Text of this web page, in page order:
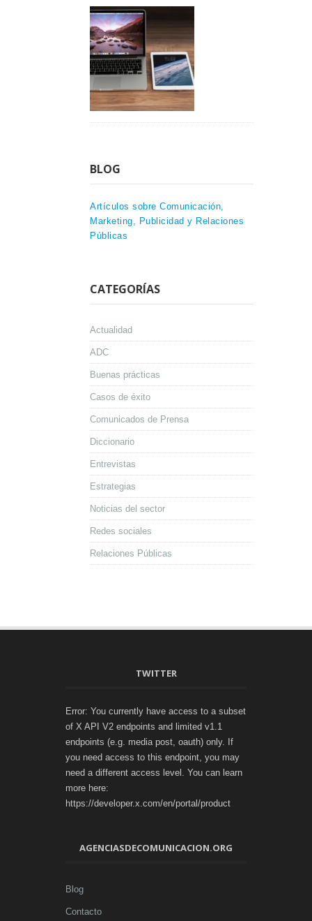
BLOG
Artículos sobre Comunicación,
Marketing, Publicidad y Relaciones
Públicas
CATEGORÍAS
Actualidad
ADC
Buenas prácticas
Casos de éxito
Comunicados de Prensa
Diccionario
Entrevistas
Estrategias
Noticias del sector
Redes sociales
Relaciones Públicas
TWITTER
Error: You currently have access to a subset
of X API V2 endpoints and limited v1.1
endpoints (e.g. media post, oauth) only. If
you need access to this endpoint, you may
need a different access level. You can learn
more here:
https://developer.x.com/en/portal/product
AGENCIASDECOMUNICACION.ORG
Blog
Contacto